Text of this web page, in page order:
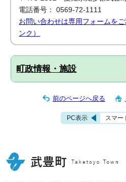
電話番号： 0569-72-1111
お問い合わせは専用フォームを
ンク）
町政情報・施設
前のページへ戻る
PC表示 スマー